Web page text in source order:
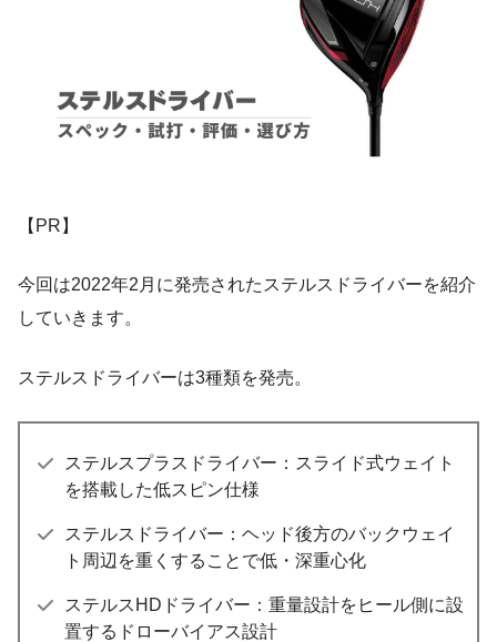
【PR】
今回は2022年2月に発売されたステルスドライバーを紹介
していきます。
ステルスドライバーは3種類を発売。
ステルスプラスドライバー：スライド式ウェイト
を搭載した低スピン仕様
ステルスドライバー：ヘッド後方のバックウェイ
ト周辺を重くすることで低・深重心化
ステルスHDドライバー：重量設計をヒール側に設
置するドローバイアス設計